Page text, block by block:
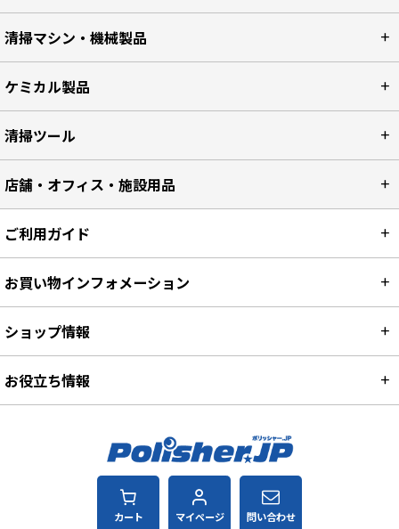
清掃マシン・機械製品
ケミカル製品
清掃ツール
店舗・オフィス・施設用品
カート マイページ 問い合わせ
ご利用ガイド
お買い物インフォメーション
ショップ情報
お役立ち情報